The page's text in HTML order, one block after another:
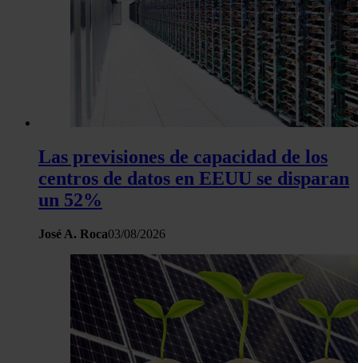
tráfico. Además, compartimos información sobre el uso que
sitio web con nuestros partners de redes sociales,
análisis web, quienes pueden combinarla con otra
haya proporcionado o que hayan recopilado a partir del uso
Las previsiones de capacidad de los
centros de datos en EEUU se disparan
un 52%
José A. Roca03/08/2026